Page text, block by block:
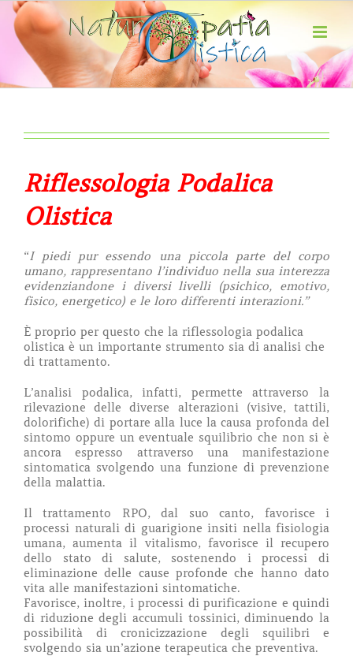
Salta
contenuto
Riflessologia Podalica
Olistica
“I piedi pur essendo una piccola parte del corpo
umano, rappresentano l’individuo nella sua interezza
evidenziandone i diversi livelli (psichico, emotivo,
fisico, energetico) e le loro differenti interazioni.”
È proprio per questo che la riflessologia podalica
olistica è un importante strumento sia di analisi che
di trattamento.
L’analisi podalica, infatti, permette attraverso la
rilevazione delle diverse alterazioni (visive, tattili,
dolorifiche) di portare alla luce la causa profonda del
sintomo oppure un eventuale squilibrio che non si è
ancora espresso attraverso una manifestazione
sintomatica svolgendo una funzione di prevenzione
della malattia.
Il trattamento RPO, dal suo canto, favorisce i
processi naturali di guarigione insiti nella fisiologia
umana, aumenta il vitalismo, favorisce il recupero
dello stato di salute, sostenendo i processi di
eliminazione delle cause profonde che hanno dato
vita alle manifestazioni sintomatiche.
Favorisce, inoltre, i processi di purificazione e quindi
di riduzione degli accumuli tossinici, diminuendo la
possibilità di cronicizzazione degli squilibri e
svolgendo sia un’azione terapeutica che preventiva.